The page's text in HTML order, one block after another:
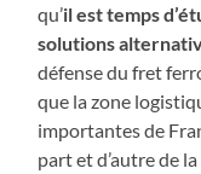
qu’il est temps
solutions
défense du fret
que la zone
importantes de
part et d’autre de